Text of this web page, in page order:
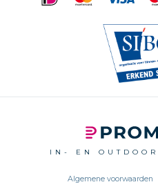
IN- EN
Algemene voorwaarden